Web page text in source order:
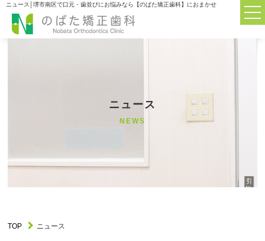
ニュース│堺市南区で口元・歯並びにお悩みなら【のばた矯正歯科】におまかせ
CHILDREN
APPLIANCES
ニュース
NEWS
TOP ニュース